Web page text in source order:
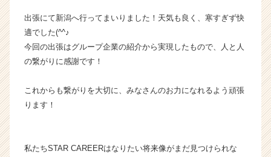
ス
ウ
が
く
イ
出張にて新潟へ行ってまいりました！天気も良く、寒すぎず快
適でした(^^♪
今回の出張はグループ企業の紹介から実現したもので、人と人
の繋がりに感謝です！
これからも繋がりを大切に、みなさんのお力になれるよう頑張
ります！
私たちSTAR CAREERはなりたい将来像がまだ見つけられな